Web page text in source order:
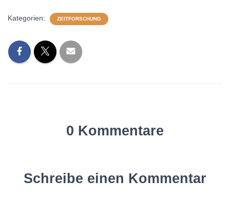
Kategorien: ZEITFORSCHUNG
0 Kommentare
Schreibe einen Kommentar